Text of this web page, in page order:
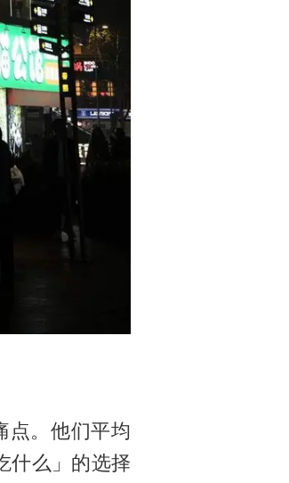
点。他们平均
什么」的选择